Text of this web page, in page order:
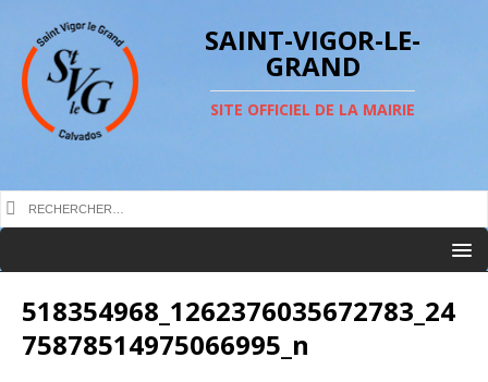
SAINT-VIGOR-LE-
GRAND
SITE OFFICIEL DE LA MAIRIE
518354968_1262376035672783_24
75878514975066995_n